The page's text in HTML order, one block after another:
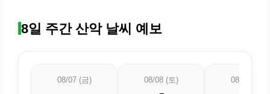
8일 주간 산악 날씨 예보
08/07 (금) 08/08 (토) 08/09 (일)